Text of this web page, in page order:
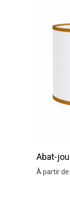
Abat-
À partir de